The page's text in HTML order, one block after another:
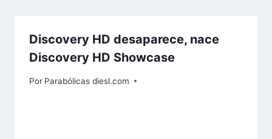
Discovery HD desaparece, nace
Discovery HD Showcase
Por Parabólicas diesl.com